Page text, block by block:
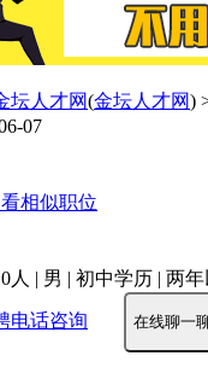
坛人才网(金坛人才网)
07
相似职位
人 | 男 | 初中学历 | 两
电话咨询 在线聊一